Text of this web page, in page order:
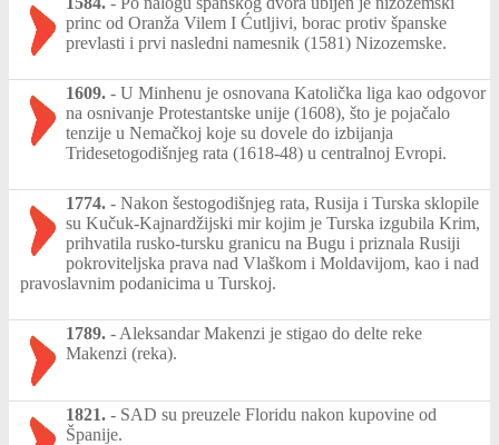
princ od Oranža Vilem I Ćutljivi, borac protiv španske
prevlasti i prvi nasledni namesnik (1581) Nizozemske.
1609. - U Minhenu je osnovana Katolička liga kao odgovor
na osnivanje Protestantske unije (1608), što je pojačalo
tenzije u Nemačkoj koje su dovele do izbijanja
Tridesetogodišnjeg rata (1618-48) u centralnoj Evropi.
1774. - Nakon šestogodišnjeg rata, Rusija i Turska sklopile
su Kučuk-Kajnardžijski mir kojim je Turska izgubila Krim,
prihvatila rusko-tursku granicu na Bugu i priznala Rusiji
pokroviteljska prava nad Vlaškom i Moldavijom, kao i nad
pravoslavnim podanicima u Turskoj.
1789. - Aleksandar Makenzi je stigao do delte reke
Makenzi (reka).
1821. - SAD su preuzele Floridu nakon kupovine od
Španije.